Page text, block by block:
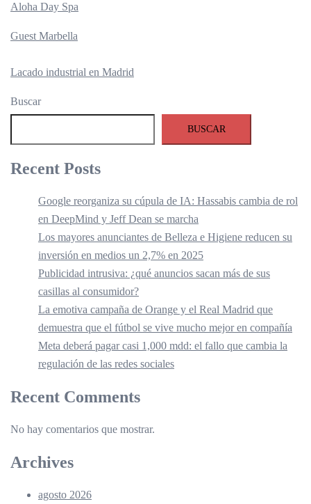
Aloha Day Spa
Guest Marbella
Lacado industrial en Madrid
Buscar
BUSCAR
Recent Posts
Google reorganiza su cúpula de IA: Hassabis cambia de rol
en DeepMind y Jeff Dean se marcha
Los mayores anunciantes de Belleza e Higiene reducen su
inversión en medios un 2,7% en 2025
Publicidad intrusiva: ¿qué anuncios sacan más de sus
casillas al consumidor?
La emotiva campaña de Orange y el Real Madrid que
demuestra que el fútbol se vive mucho mejor en compañía
Meta deberá pagar casi 1,000 mdd: el fallo que cambia la
regulación de las redes sociales
Recent Comments
No hay comentarios que mostrar.
Archives
agosto 2026